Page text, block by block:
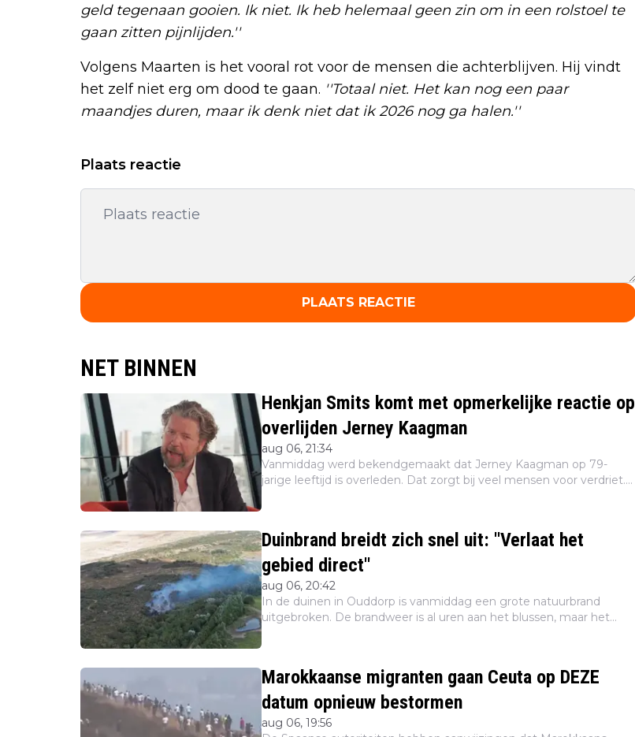
geld tegenaan gooien. Ik niet. Ik heb helemaal geen zin om in een rolstoel te
gaan zitten pijnlijden.''
Volgens Maarten is het vooral rot voor de mensen die achterblijven. Hij vindt
het zelf niet erg om dood te gaan. ''Totaal niet. Het kan nog een paar
maandjes duren, maar ik denk niet dat ik 2026 nog ga halen.''
Plaats reactie
PLAATS REACTIE
NET BINNEN
Henkjan Smits komt met opmerkelijke reactie op
overlijden Jerney Kaagman
aug 06, 21:34
Vanmiddag werd bekendgemaakt dat Jerney Kaagman op 79-
jarige leeftijd is overleden. Dat zorgt bij veel mensen voor verdriet.
Duinbrand breidt zich snel uit: ''Verlaat het
gebied direct''
aug 06, 20:42
In de duinen in Ouddorp is vanmiddag een grote natuurbrand
uitgebroken. De brandweer is al uren aan het blussen, maar het
Marokkaanse migranten gaan Ceuta op DEZE
datum opnieuw bestormen
aug 06, 19:56